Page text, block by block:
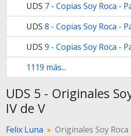
UDS 7 - Copias Soy Roca -
UDS 8 - Copias Soy Roca -
UDS 9 - Copias Soy Roca -
1119 más...
UDS 5 - Originales
IV de V
Felix Luna Originales Soy